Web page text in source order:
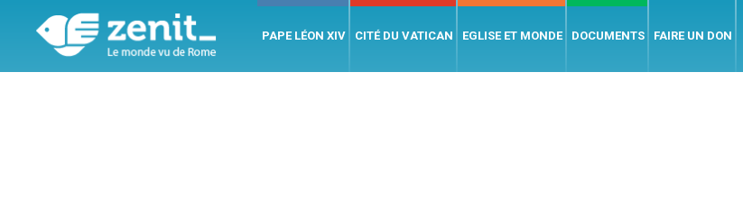
PAPE LÉON XIV CITÉ DU VATICAN EGLISE ET MONDE DOCUMENTS FAIRE UN DON